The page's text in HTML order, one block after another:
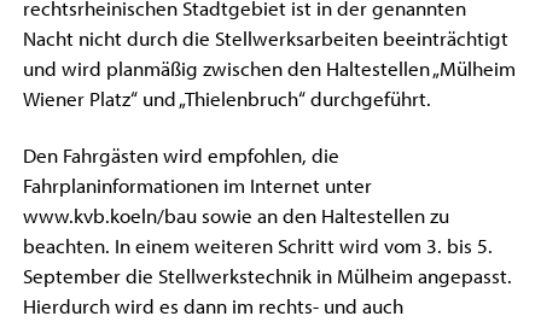
rechtsrheinischen Stadtgebiet ist in der genannten
Nacht nicht durch die Stellwerksarbeiten beeinträchtigt
und wird planmäßig zwischen den Haltestellen „Mülheim
Wiener Platz“ und „Thielenbruch“ durchgeführt.
Den Fahrgästen wird empfohlen, die
Fahrplaninformationen im Internet unter
www.kvb.koeln/bau sowie an den Haltestellen zu
beachten. In einem weiteren Schritt wird vom 3. bis 5.
September die Stellwerkstechnik in Mülheim angepasst.
Hierdurch wird es dann im rechts- und auch